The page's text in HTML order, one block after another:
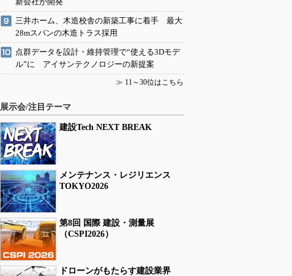
三井ホーム、木造校舎の新築工事に着手 最大
28mスパンの木造トラス採用
点群データを設計・維持管理で“使える3Dモデ
ル”に アイサンテクノロジーの新提案
≫ 11～30位はこちら
展示会/注目テーマ
建設Tech NEXT BREAK
メンテナンス・レジリエンス
TOKYO2026
第8回 国際 建設・測量展
（CSPI2026）
ドローンがもたらす建設業界